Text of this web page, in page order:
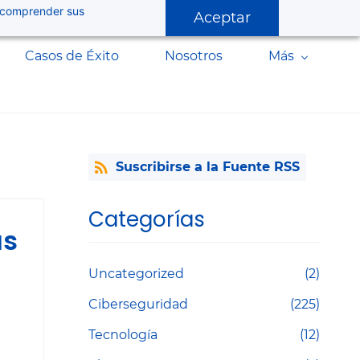
sus Aceptar
Casos de Éxito Nosotros Más
Suscribirse a la Fuente RSS
Categorías
Uncategorized
(2)
Ciberseguridad
(225)
Tecnología
(12)